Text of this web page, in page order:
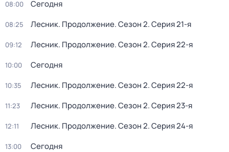
08:00 Сегодня
08:25 Лесник. Продолжение. Сезон 2. Серия 21-я
09:12 Лесник. Продолжение. Сезон 2. Серия 22-я
10:00 Сегодня
10:35 Лесник. Продолжение. Сезон 2. Серия 22-я
11:23 Лесник. Продолжение. Сезон 2. Серия 23-я
12:11 Лесник. Продолжение. Сезон 2. Серия 24-я
13:00 Сегодня